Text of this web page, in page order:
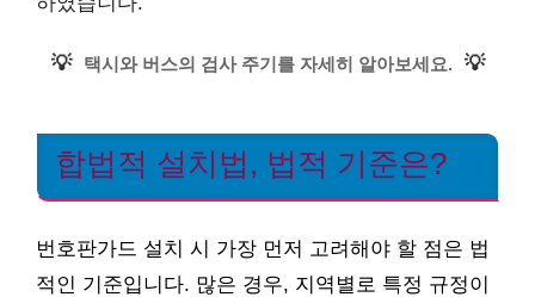
💡 택시와 버스의 검사 주기를 자세히 알아보세요. 💡
합법적 설치법, 법적 기준은?
번호판가드 설치 시 가장 먼저 고려해야 할 점은 법
적인 기준입니다. 많은 경우, 지역별로 특정 규정이